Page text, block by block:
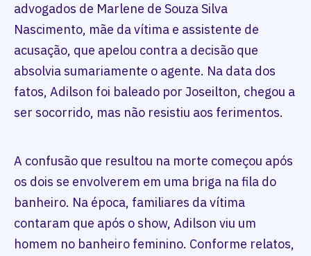
advogados de Marlene de Souza Silva
Nascimento, mãe da vítima e assistente de
acusação, que apelou contra a decisão que
absolvia sumariamente o agente. Na data dos
fatos, Adilson foi baleado por Joseilton, chegou a
ser socorrido, mas não resistiu aos ferimentos.
A confusão que resultou na morte começou após
os dois se envolverem em uma briga na fila do
banheiro. Na época, familiares da vítima
contaram que após o show, Adilson viu um
homem no banheiro feminino. Conforme relatos,